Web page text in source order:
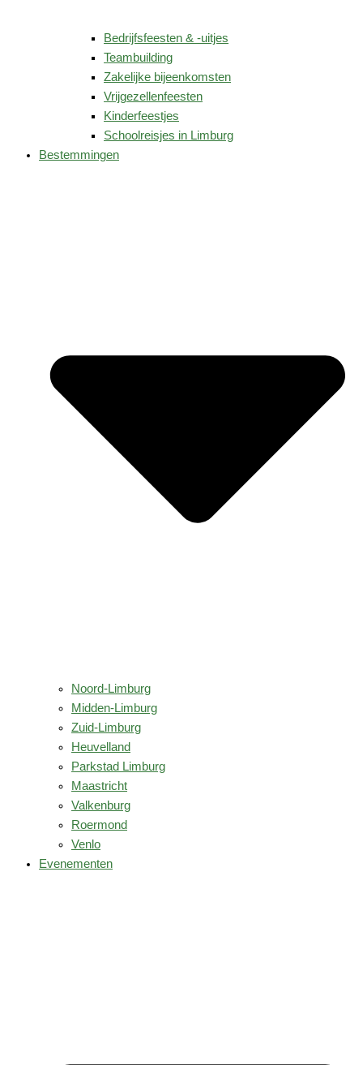
Bedrijfsfeesten & -uitjes
Teambuilding
Zakelijke bijeenkomsten
Vrijgezellenfeesten
Kinderfeestjes
Schoolreisjes in Limburg
Bestemmingen
Noord-Limburg
Midden-Limburg
Zuid-Limburg
Heuvelland
Parkstad Limburg
Maastricht
Valkenburg
Roermond
Venlo
Evenementen